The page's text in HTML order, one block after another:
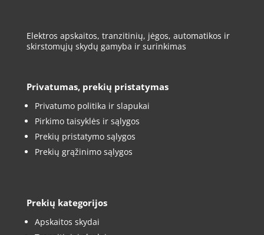
Elektros apskaitos, tranzitinių, jėgos, automatikos ir
skirstomųjų skydų gamyba ir surinkimas
Privatumas, prekių pristatymas
Privatumo politika ir slapukai
Pirkimo taisyklės ir sąlygos
Prekių pristatymo sąlygos
Prekių grąžinimo sąlygos
Prekių kategorijos
Apskaitos skydai